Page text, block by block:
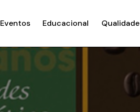
Eventos Educacional Qualidade